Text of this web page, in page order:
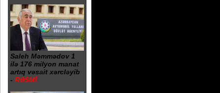
Saleh Məmmədov 1
ilə 176 milyon manat
artıq vəsait xərcləyib
- RƏSMİ